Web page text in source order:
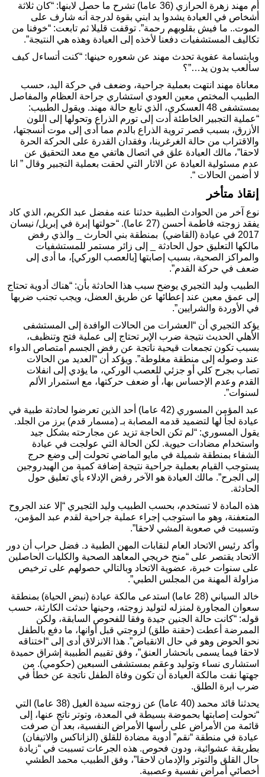
أم مهند زهرة الحرازي (36 عاما) تشرح ما حصل لابنها: “كان ثلاثة
أشخاص في العيادة يشدوا يد ابني بقوة لدرجة أنه شارف على
الموت.. ما فيش بقلوبهم رحمة”. توقفت قليلا ثم تابعت: “خوفنا من
تكاليف المستشفيات دفعنا لأخذه إلى العيادة وهذه هي النتيجة”.
وبابتسامة عفوية تحدث مهند عن شعوره حينها: “كنت أتساءل كيف
سألعب بدون يد…”؟
معاناة مهند انتهت بعملية جراحية، وضعف في حركة اليد، حسب
الطبيب المختص معين العودي استشاري جراحة العظام والمفاصل
بمستشفى 48 العسكري، الذي تابع حالة مهند. ويقول الطبيب:
“عملية التجبير الخاطئة أدت إلى تورم الذراع وتحولها إلى اللون
الأزرق، بسبب قصر تروية الذراع بالدم مما أدى إلى موت أنسجتها،
والاقتراب من حالة الغرغرينا، وفقدان القدرة على الحركة الحرة
لاحقا”، مالك العيادة علق في اتصال هاتفي مع معد التحقيق عن
عدم مسئولية العيادة عن الاثار التي لحقت بعملية التجبير وقال ” انا
لا أضمن الحالات “.
إنقاذ متأخر
نوع آخر من الحوادث الطبية حدثنا عنه مفضل عبد الكريم، الذي كاد
يفقد زوجته فاطمة أحسن (27 عاما). “حولتها إبرة في إبريل/ نيسان
2017 في عيادة (القاضي) بمنطقة بني الحارث _ والذي رفض
مالكها التعليق حول الحادثة _ إلى زائر مستمر للمستشفيات
والمراكز الصحية، بسبب إصابتها [بالعصب الوركي]، ما أدى إلى
ضعف في حركة القدم”.
الطبيب وليد الثجيري يوضح سبب هذا الحادثة بأن: “هناك أدوية تحتاج
إلى عمق معين عند إعطائها عن طريق العضل، ويجب تجنب ضربها
في الأوردة والشرايين”.
يؤكد الثجيري أن “العشرات من الحالات الوافدة إلى المستشفى
الأهلي الحديث نتيجة ضرب الإبر تحتاج إلى عملية فتح وتنظيف،
بسبب تكون تجمعات قيحية ناتجة عن رفض الجسم امتصاص الدواء
عند وصوله إلى منطقة مغلوطة”. ويؤكد أن “العديد من الحالات
تصاب بجرح كلي أو جزئي للعصب الوركي، ما يؤدي إلى انفلات
القدم وعدم الإحساس بها، أو ضعف حركتها، مع استمرار الألم
لسنوات”.
عبد المؤمن المسوري (42 عاما) أحد الذين تعرضوا لحادثة طبية في
عيادة لجأ لها لتضميد قدمه المصابة بـ (مسمار قدم) برز من الجلد.
يقول المسوري: “لم تكن الحاجة تزيد عن مجارحته بشكل جيد
واستخدام مضادات حيوية. لكن الحالة التي عولجت في عيادة
الشفاء بمنطقة شميلة في مايو الماضي تحولت إلى وضع حرج
يستوجب القيام بعملية جراحية نتيجة إضافة كمية من الهيدروجين
إلى الجرح”. مالك العيادة هو الآخر رفض الإدلاء بأي تعليق حول
الحادثة.
هذه المادة لا تستخدم، بحسب الطبيب وليد الثجيري “إلا عند الجروح
المتعفنة، وهو ما استوجب إجراء عملية جراحية لقدم عبد المؤمن،
وتسببت في صعوبة المشي لاحقا”.
وأكد رئيس الاتحاد العام لنقابات المهن الطبية د. فضل حراب أن دور
الاتحاد يقتصر على “منح خريجي المعاهد الصحية والكليات الحاصلين
على سنوات خبرة، عضوية الاتحاد وبالتالي حصولهم على ترخيص
مزاولة المهنة من المجلس الطبي”.
خالد السياني (28 عاما) استدعى مالكة عيادة (نبض الحياة) بمنطقة
سعوان المجاورة لمنزله لتوليد زوجته، وحينها حدثت الكارثة، حسب
قوله: “كانت حالة الجنين جيدة وفقا للفحوص السابقة، ولكن
الممرضة أعطت (حقنة طلق) لزوجتي قبل أوانها، ما دفع بالطفل
نحو الحوض وهو في حال الانقباض”. هذا الانزلاق أدى إلى “اختناقه
لاحقا فيما يسمى بانحشار العنق”، وفق تقييم الطبيبة إشراق حميدة
استشارى نساء وتوليد وعقم بمستشفى السبعين (حكومي). من
جهتها نفت مالكة العيادة أن تكون وفاة الطفل ناتجة عن خطأ في
ضرب ابرة الطلق.
يحدثنا قائد محمد (40 عاما) عن زوجته سيدة الغيل (38 عاما) التي
“تحولت إصابتها بحموضة بسيطة في المعدة، وتوتر ناتج عنها، إلى
قائمة من الأمراض على رأسها الأمراض النفسية، بعد أن صرفت
عيادة في منطقة “نقم” أدوية مضادة للقلق (الزاناكس والاتيفان)
بطريقة عشوائية، ودون فحوص. هذه الجرعات تسببت في “زيادة
حال القلق والتوتر والإدمان لاحقا”، وفق الطبيب محمد الطشي
أخصائي أمراض نفسية وعصبية.